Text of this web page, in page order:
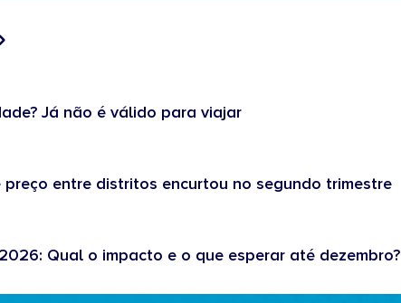
Já não é válido para viajar
entre distritos encurtou no segundo trimestre
Qual o impacto e o que esperar até dezembro?